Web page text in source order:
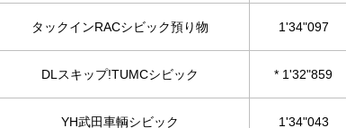
タックインRACシビック預り物 1'34"097
DLスキップ!TUMCシビック * 1'32"859
YH武田車輌シビック 1'34"043